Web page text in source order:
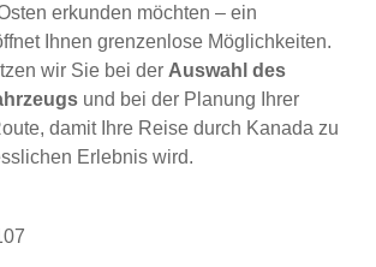
erkunden möchten – ein
Ihnen grenzenlose Möglichkeiten.
wir Sie bei der Auswahl des
und bei der Planung Ihrer
damit Ihre Reise durch Kanada zu
Erlebnis wird.